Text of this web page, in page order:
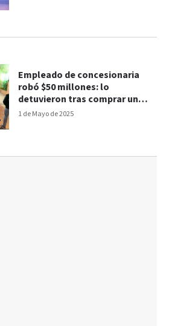
1 de Mayo de 2025
Empleado de concesionaria
robó $50 millones: lo
detuvieron tras comprar un
auto y cinco motos